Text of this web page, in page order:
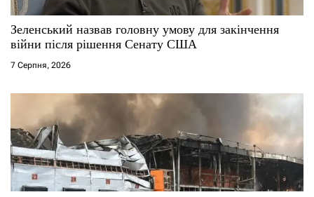
Зеленський назвав головну умову для закінчення
війни після рішення Сенату США
7 Серпня, 2026